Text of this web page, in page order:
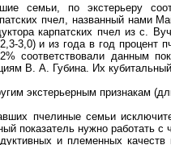
семьи, по экстерьеру
пчел, названный нами
карпатских пчел из с.
3,0) и из года в год процент
соответствовали данным
В. А. Губина. Их
экстерьерным признакам
пчелиные семьи
показатель нужно работать с
и племенных